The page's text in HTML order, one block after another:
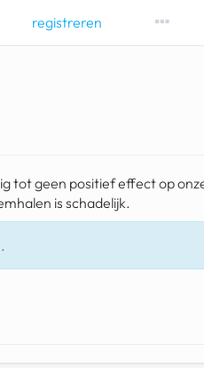
registreren
tot geen positief effect op
is schadelijk.